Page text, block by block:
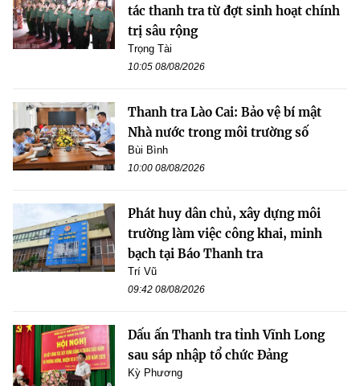
tác thanh tra từ đợt sinh hoạt chính
trị sâu rộng
Trọng Tài
10:05 08/08/2026
Thanh tra Lào Cai: Bảo vệ bí mật
Nhà nước trong môi trường số
Bùi Bình
10:00 08/08/2026
Phát huy dân chủ, xây dựng môi
trường làm việc công khai, minh
bạch tại Báo Thanh tra
Trí Vũ
09:42 08/08/2026
Dấu ấn Thanh tra tỉnh Vĩnh Long
sau sáp nhập tổ chức Đảng
Kỳ Phương